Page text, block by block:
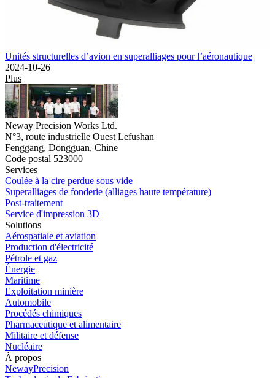
Unités structurelles d’avion en superalliages pour l’aéronautique
2024-10-26
Plus
Neway Precision Works Ltd.
N°3, route industrielle Ouest Lefushan
Fenggang, Dongguan, Chine
Code postal 523000
Services
Coulée à la cire perdue sous vide
Superalliages de fonderie (alliages haute température)
Post-traitement
Service d'impression 3D
Solutions
Aérospatiale et aviation
Production d'électricité
Pétrole et gaz
Énergie
Maritime
Exploitation minière
Automobile
Procédés chimiques
Pharmaceutique et alimentaire
Militaire et défense
Nucléaire
À propos
NewayPrecision